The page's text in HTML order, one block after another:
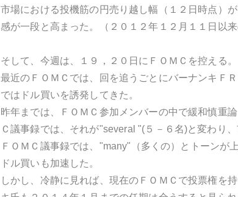
市場における投機筋の円売り越し幅（１２日時点）
感が一段と高まった。（２０１２年１２月１１日以来
そして、今週は、１９，２０日にＦＯＭＣを控える。
最近のＦＯＭＣでは、回を追うごとにバーナンキＦ
ではドル買いを誘発してきた。
昨年までは、ＦＯＭＣ参加メンバーの中で緩和慎重
Ｃ議事録では、それが"several "(５－６名)と変わり
ＦＯＭＣ議事録では、"many"（多くの）とトーンが
ドル買いも加速した。
しかし、冷静に見れば、現在のＦＯＭＣで投票権を